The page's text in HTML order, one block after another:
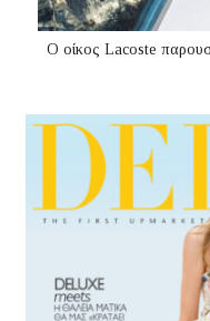
Ο οίκος Lacoste